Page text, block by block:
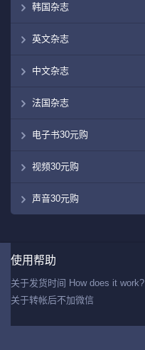
韩国杂志
英文杂志
中文杂志
法国杂志
电子书30元购
视频30元购
声音30元购
使用帮助
关于发货时间 How does it work?
关于转帐后不加微信